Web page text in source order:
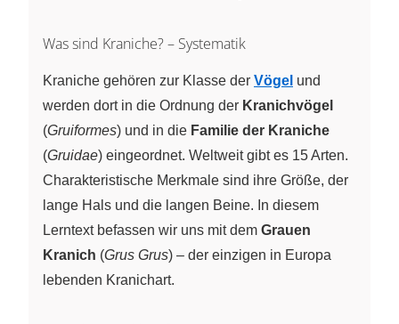
Was sind Kraniche? – Systematik
Kraniche gehören zur Klasse der Vögel und
werden dort in die Ordnung der Kranichvögel
(Gruiformes) und in die Familie der Kraniche
(Gruidae) eingeordnet. Weltweit gibt es 15 Arten.
Charakteristische Merkmale sind ihre Größe, der
lange Hals und die langen Beine. In diesem
Lerntext befassen wir uns mit dem Grauen
Kranich (Grus Grus) – der einzigen in Europa
lebenden Kranichart.